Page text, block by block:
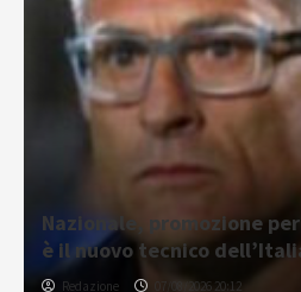
Nazionale, promozione per
è il nuovo tecnico
Redazione 07/08/2026 20:12